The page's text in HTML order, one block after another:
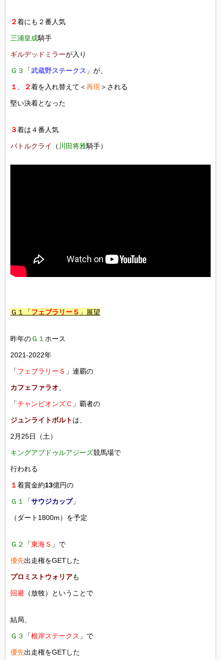
２着にも２番人気
三浦皇成騎手
ギルデッドミラーが入り
Ｇ３ 「武蔵野ステークス 」が、
１ 、 ２着を入れ替えて＜再現＞される
堅い決着となった
３着は４番人気
バトルクライ （ 川田将雅騎手）
Ｇ１「フェブラリーＳ 」展望
昨年のＧ１ ホース
2021-2022年
「フェブラリーＳ 」連覇の
カフェファラオ
「チャンピオンズＣ 」覇者の
ジュンライトボルトは、
2月25日（土）
キングアブドゥルアジーズ競馬場で
行われる
１着賞金約13億円の
Ｇ１ 「サウジカップ」
（ダート1800m）を予定
Ｇ２ 「東海Ｓ 」で
優先出走権をGETした
プロミストウォリアも
回避 （放牧）ということで
結局、
Ｇ３ 「根岸ステークス 」で
優先出走権をGETした